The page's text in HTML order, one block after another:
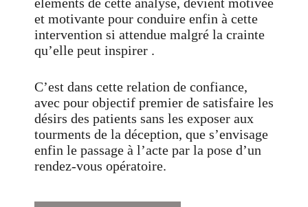
et motivante pour conduire enfin à cette
intervention si attendue malgré la crainte
qu’elle peut inspirer .
C’est dans cette relation de confiance,
avec pour objectif premier de satisfaire les
désirs des patients sans les exposer aux
tourments de la déception, que s’envisage
enfin le passage à l’acte par la pose d’un
rendez-vous opératoire.